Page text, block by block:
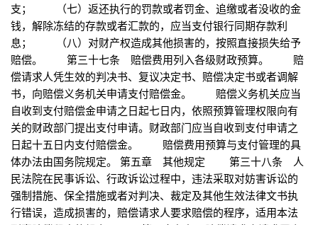
支； （七）返还执行的罚款或者罚金、追缴或者没收的金
钱，解除冻结的存款或者汇款的，应当支付银行同期存款利
息； （八）对财产权造成其他损害的，按照直接损失给予
赔偿。 第三十七条 赔偿费用列入各级财政预算。 赔
偿请求人凭生效的判决书、复议决定书、赔偿决定书或者调解
书，向赔偿义务机关申请支付赔偿金。 赔偿义务机关应当
自收到支付赔偿金申请之日起七日内，依照预算管理权限向有
关的财政部门提出支付申请。财政部门应当自收到支付申请之
日起十五日内支付赔偿金。 赔偿费用预算与支付管理的具
体办法由国务院规定。 第五章 其他规定 第三十八条 人
民法院在民事诉讼、行政诉讼过程中，违法采取对妨害诉讼的
强制措施、保全措施或者对判决、裁定及其他生效法律文书执
行错误，造成损害的，赔偿请求人要求赔偿的程序，适用本法